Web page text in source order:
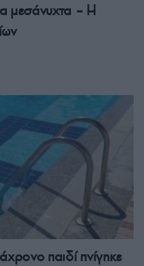
μεσάνυχτα – Η
παιδί πνίγηκε